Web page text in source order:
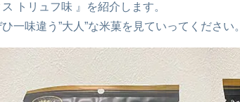
トリュフ味 』を紹介します。
一味違う”大人”な米菓を見ていってください。